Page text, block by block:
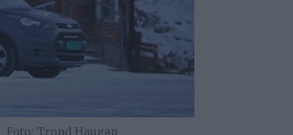
Trond Haugan